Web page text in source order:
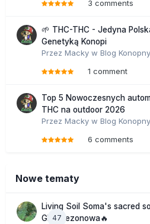
3 comments
🌱 THC-THC - Jedyna
Genetyką Konopi
Przez Macky w Blog
1 comment
Top 5 Nowoczesnych
THC na outdoor 2026
Przez Macky w Blog
6 comments
Nowe tematy
47
Living Soil Soma's sacred
GHS sezonowa🔥